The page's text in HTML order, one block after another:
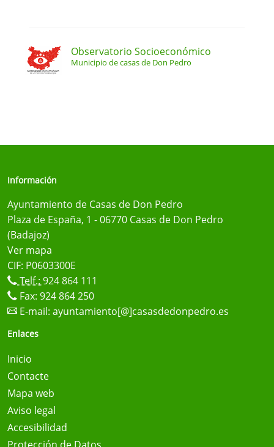
Observatorio Socioeconómico
Municipio de casas de Don Pedro
Información
Ayuntamiento de Casas de Don Pedro
Plaza de España, 1 - 06770 Casas de Don Pedro
(Badajoz)
Ver mapa
CIF: P0603300E
Telf.: 924 864 111
Fax: 924 864 250
E-mail: ayuntamiento[@]casasdedonpedro.es
Enlaces
Inicio
Contacte
Mapa web
Aviso legal
Accesibilidad